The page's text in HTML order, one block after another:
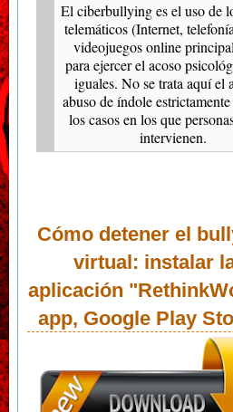
El ciberbullying es el uso de
telemáticos (Internet,
videojuegos online
para ejercer el acoso
iguales. No se trata aquí el
abuso de índole
los casos en los que
intervienen.
Cómo detener el
virtual: instalar
aplicación
app, Google Play